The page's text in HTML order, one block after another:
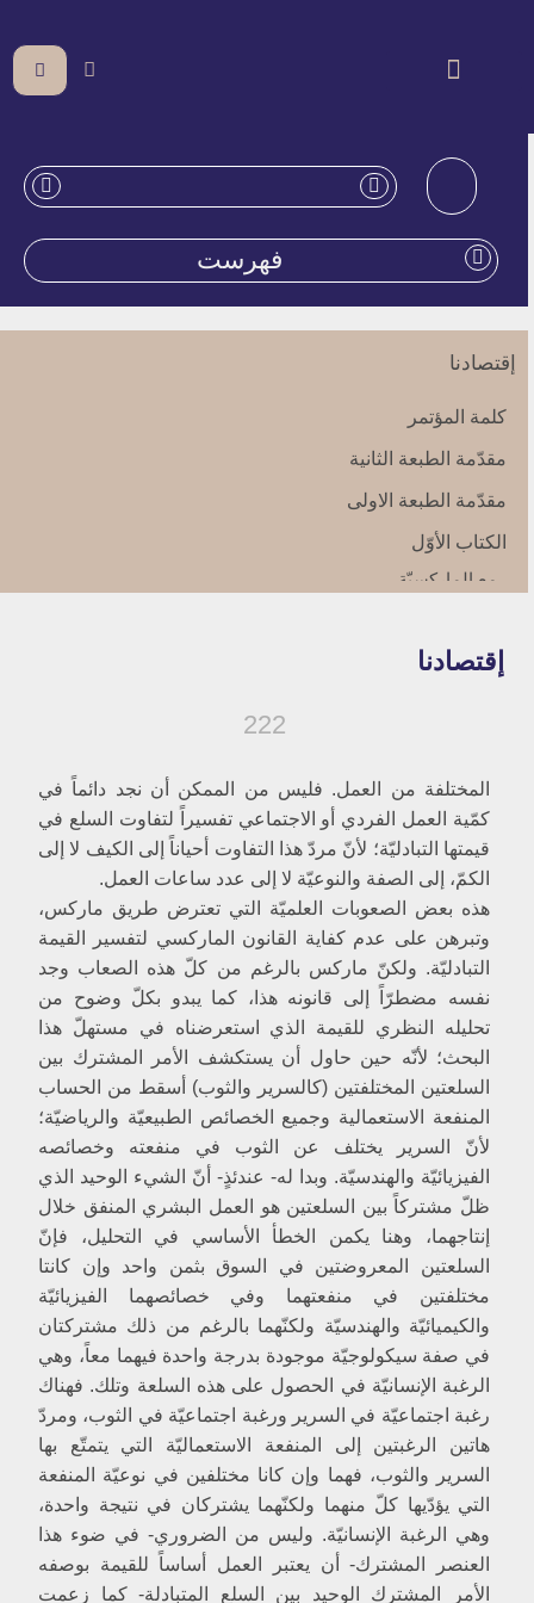
فهرست
إقتصادنا
كلمة المؤتمر
مقدّمة الطبعة الثانية
مقدّمة الطبعة الاولى‏
الكتاب الأوّل‏
مع الماركسيّة
نظريات العامل الواحد
في ضوء قوانين الديالكتيك
أ- ديالكتيكية الطريقة
ب- تزييف الديالكتيك التأريخي
ج- النتيجة تناقض الطريقة
في ضوء المادية التأريخية
3- النظرية بما هي عامّة
أوّلًا- ما هو نوع الدليل على المادية التأريخية؟
أ- الدليل الفلسفي
ب- الدليل السيكولوجي
ثانياً- هل يوجد مقياس أعلى؟
ثالثاً- هل استطاعت الماركسية استيعاب التأريخ؟
[دراسة نقديّة للمادّية التاريخيّة]
1- تطوّر القوى المنتجة والماركسية
أ- الدين
ب- الفلسفة
ج- العلم
3- الطبقيّة الماركسيّة
4- العوامل الطبيعية والماركسيّة
5- الذوق الفنّي والماركسيّة
4- النظرية بتفاصيلها
[1- الشيوعيّة البدائيّة]
هل وجد المجتمع الشيوعي؟
كيف نفسّر الشيوعيّة البدائيّة؟
ما هو نقيض المجتمع الشيوعي؟
3- المجتمع الإقطاعي‏
أ- لم يكن التحوّل ثوريّاً
ب- لم يسبق التحوّل الاجتماعي أيّ تجدّد في قوى الإنتاج
ج- الوضع الاقتصادي لم يتكامل
اعتراف ماركس
إقتصادنا
222
المختلفة من العمل. فليس من الممكن أن نجد دائماً في
كمّية العمل الفردي أو الاجتماعي تفسيراً لتفاوت السلع في
قيمتها التبادليّة؛ لأنّ مردّ هذا التفاوت أحياناً إلى الكيف لا إلى
الكمّ، إلى الصفة والنوعيّة لا إلى عدد ساعات العمل.
هذه بعض الصعوبات العلميّة التي تعترض طريق ماركس،
وتبرهن على عدم كفاية القانون الماركسي لتفسير القيمة
التبادليّة. ولكنّ ماركس بالرغم من كلّ هذه الصعاب وجد
نفسه مضطرّاً إلى قانونه هذا، كما يبدو بكلّ وضوح من
تحليله النظري للقيمة الذي استعرضناه في مستهلّ هذا
البحث؛ لأنّه حين حاول أن يستكشف الأمر المشترك بين
السلعتين المختلفتين (كالسرير والثوب) أسقط من الحساب
المنفعة الاستعمالية وجميع الخصائص الطبيعيّة والرياضيّة؛
لأنّ السرير يختلف عن الثوب في منفعته وخصائصه
الفيزيائيّة والهندسيّة. وبدا له- عندئذٍ- أنّ الشي‏ء الوحيد الذي
ظلّ مشتركاً بين السلعتين هو العمل البشري المنفق خلال
إنتاجهما، وهنا يكمن الخطأ الأساسي في التحليل، فإنّ
السلعتين المعروضتين في السوق بثمن واحد وإن كانتا
مختلفتين في منفعتهما وفي خصائصهما الفيزيائيّة
والكيميائيّة والهندسيّة ولكنّهما بالرغم من ذلك مشتركتان
في صفة سيكولوجيّة موجودة بدرجة واحدة فيهما معاً، وهي
الرغبة الإنسانيّة في الحصول على هذه السلعة وتلك. فهناك
رغبة اجتماعيّة في السرير ورغبة اجتماعيّة في الثوب، ومردّ
هاتين الرغبتين إلى المنفعة الاستعماليّة التي يتمتّع بها
السرير والثوب، فهما وإن كانا مختلفين في نوعيّة المنفعة
التي يؤدّيها كلّ منهما ولكنّهما يشتركان في نتيجة واحدة،
وهي الرغبة الإنسانيّة. وليس من الضروري- في ضوء هذا
العنصر المشترك- أن يعتبر العمل أساساً للقيمة بوصفه
الأمر المشترك الوحيد بين السلع المتبادلة- كما زعمت